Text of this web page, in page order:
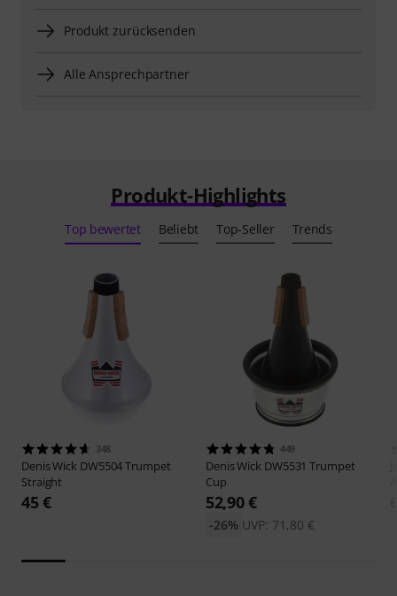
Produkt zurücksenden
Alle Ansprechpartner
Produkt-Highlights
Top bewertet Beliebt Top-Seller Trends
348
Denis Wick DW5504 Trumpet
Straight
45 €
449
Denis Wick DW5531 Trumpet
Cup
52,90 €
UVP: 71,80 €
-26%